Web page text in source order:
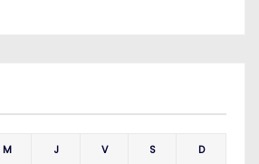
M J V S D